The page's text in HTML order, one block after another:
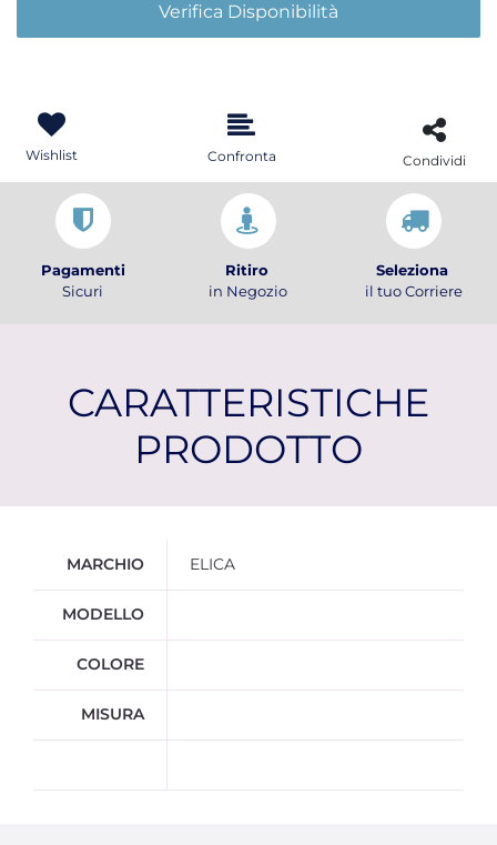
Verifica Disponibilità
Wishlist Confronta Condividi
Pagamenti
Sicuri
Ritiro
in Negozio
Seleziona
il tuo Corriere
CARATTERISTICHE
PRODOTTO
MARCHIO ELICA
MODELLO
COLORE
MISURA